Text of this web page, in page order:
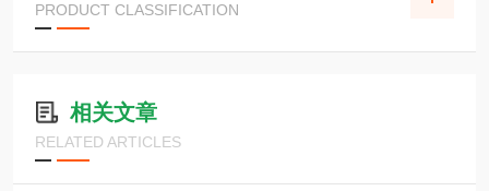
PRODUCT CLASSIFICATION
相关文章
RELATED ARTICLES